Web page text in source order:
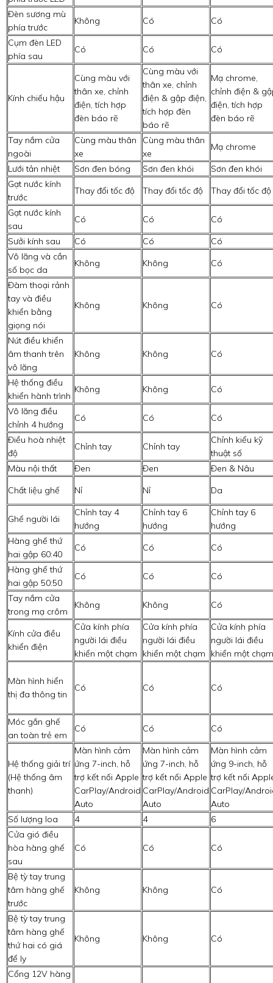
Đèn sương mù
phía trước
Không Có
Có
Cụm đèn LED
phía sau
Có Có Có
Kính chiếu hậu
Cùng màu với
thân xe, chỉnh
điện, tích hợp
đèn báo rẽ
Cùng màu với
thân xe, chỉnh
điện & gập điện,
tích hợp đèn
báo rẽ
Mạ chrome,
chỉnh điện &
điện, tích hợp
đèn báo rẽ
Tay nắm cửa
ngoài
Cùng màu thân
xe
Cùng màu thân
xe
Mạ chrome
Lưới tản nhiệt
Sơn đen bóng Sơn đen khói
Sơn đen khói
Gạt nước kính
trước
Thay đổi tốc độ Thay đổi tốc độ
Thay đổi tốc độ
Gạt nước kính
sau
Có Có
Có
Sưởi kính sau
Có Có
Có
Vô lăng và cần
số bọc da
Không Không
Có
Đàm thoại rảnh
tay và điều
khiển bằng
giọng nói
Không Không Có
Nút điều khiển
âm thanh trên
vô lăng
Không Không Có
Hệ thống điều
khiển hành trình
Không Không
Có
Vô lăng điều
chỉnh 4 hướng
Có Có
Có
Điều hoà nhiệt
độ
Chỉnh tay Chỉnh tay
Chỉnh kiểu kỹ
thuật số
Màu nội thất
Đen Đen
Đen & Nâu
Chất liệu ghế
Nỉ Nỉ Da
Ghế người lái
Chỉnh tay 4
hướng
Chỉnh tay 6
hướng
Chỉnh tay 6
hướng
Hàng ghế thứ
hai gập 60:40
Có Có
Có
Hàng ghế thứ
hai gập 50:50
Có Có
Có
Tay nắm cửa
trong mạ crôm
Không Không Có
Kính cửa điều
khiển điện
Cửa kính phía
người lái điều
khiển một chạm
Cửa kính phía
người lái điều
khiển một chạm
Cửa kính phía
người lái điều
khiển một chạm
Màn hình hiển
thị đa thông tin
Có Có Có
Móc gắn ghế
an toàn trẻ em
Có Có Có
Hệ thống giải trí
(Hệ thống âm
thanh)
Màn hình cảm
ứng 7-inch, hỗ
trợ kết nối Apple
CarPlay/Android
Auto
Màn hình cảm
ứng 7-inch, hỗ
trợ kết nối Apple
CarPlay/Android
Auto
Màn hình cảm
ứng 9-inch, hỗ
trợ kết nối
CarPlay/
Auto
Số lượng loa
4 4
6
Cửa gió điều
hòa hàng ghế
sau
Có Có Có
Bệ tỳ tay trung
tâm hàng ghế
trước
Không Không Có
Bệ tỳ tay trung
tâm hàng ghế
thứ hai có giá
để ly
Không Không Có
Cổng 12V hàng